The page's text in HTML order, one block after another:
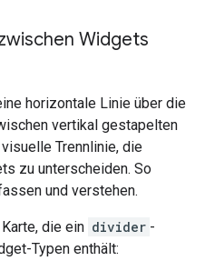
Widgets
horizontale Linie über die
vertikal gestapelten
Trennlinie, die
zu unterscheiden. So
und verstehen.
die ein divider -
Typen enthält: